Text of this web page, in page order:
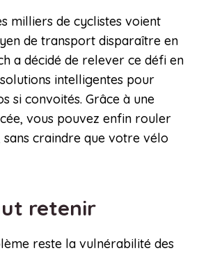
milliers de cyclistes voient
de transport disparaître en
a décidé de relever ce défi en
intelligentes pour
si convoités. Grâce à une
vous pouvez enfin rouler
sans craindre que votre vélo
retenir
reste la vulnérabilité des